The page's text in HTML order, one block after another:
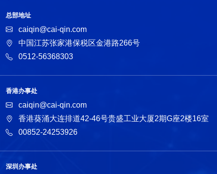
总部地址
caiqin@cai-qin.com
中国江苏张家港保税区金港路266号
0512-56368303
香港办事处
caiqin@cai-qin.com
香港葵涌大连排道42-46号贵盛工业大厦2期G座2楼16室
00852-24253926
深圳办事处